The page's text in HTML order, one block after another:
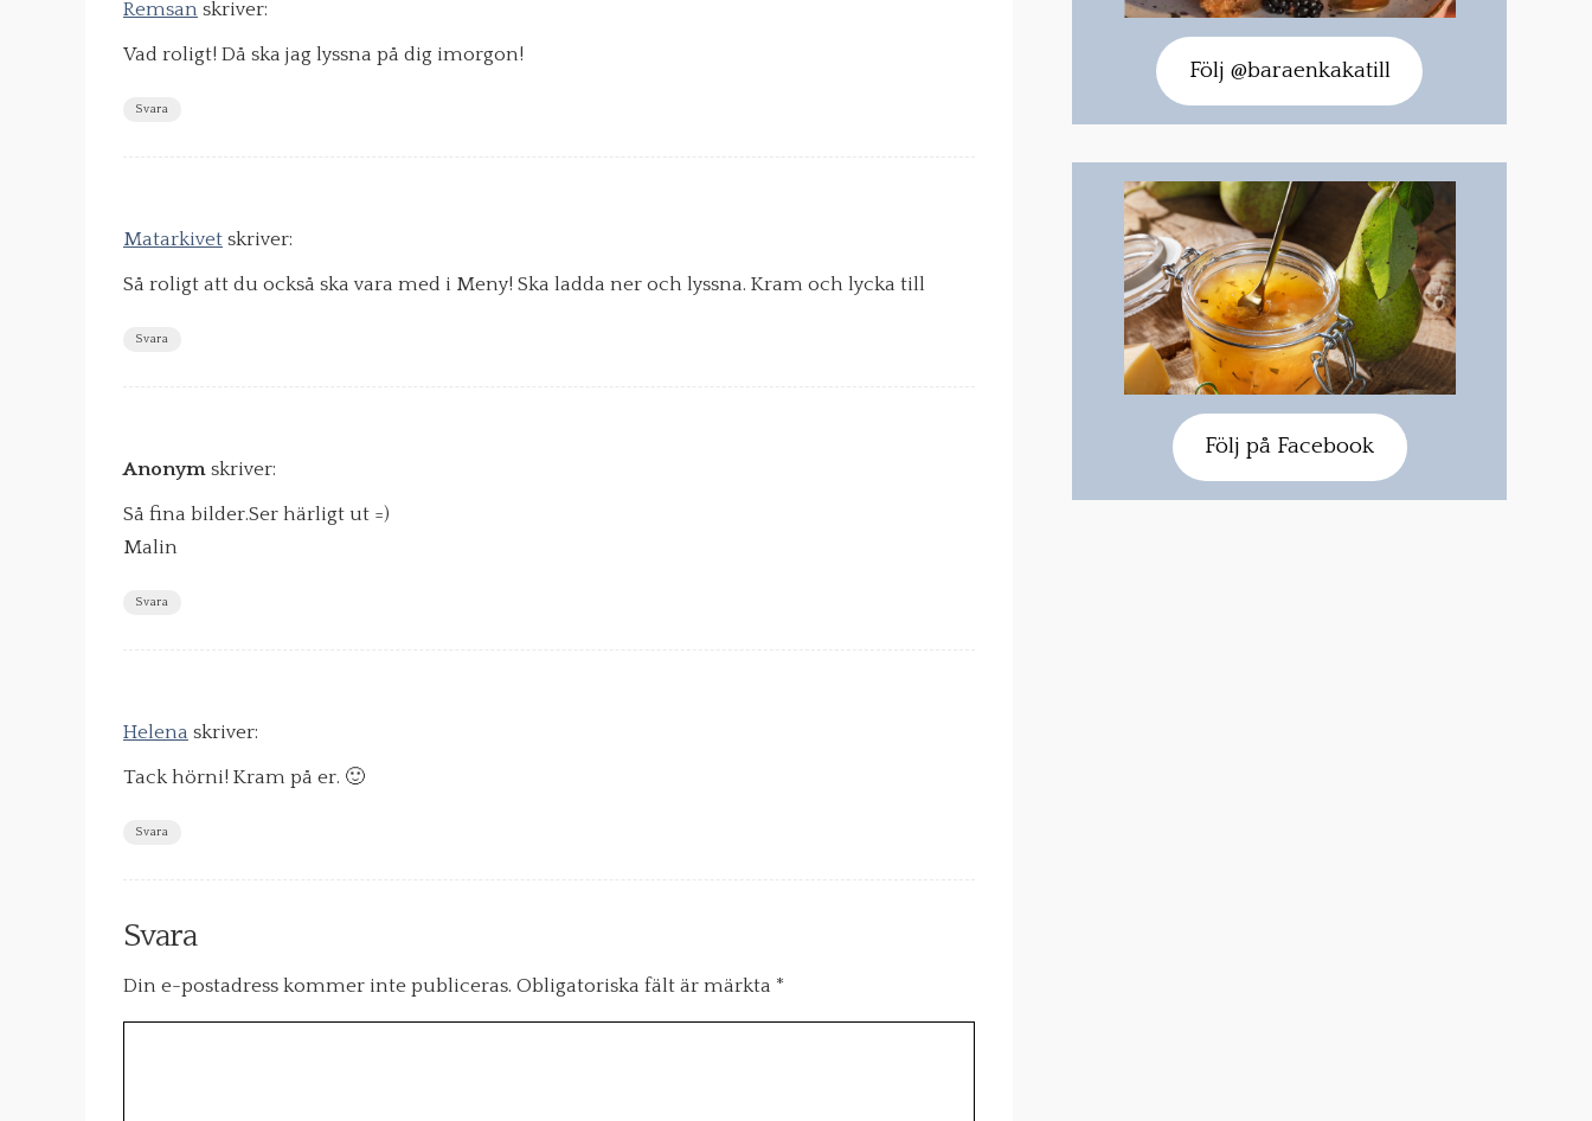
Remsan skriver:
Vad roligt! Då ska jag lyssna på dig imorgon!
Svara
Matarkivet skriver:
Så roligt att du också ska vara med i Meny! Ska ladda ner och lyssna. Kram och lycka till
Svara
Anonym skriver:
Så fina bilder.Ser härligt ut =)
Malin
Svara
Helena skriver:
Tack hörni! Kram på er. 🙂
Svara
Svara
Din e-postadress kommer inte publiceras. Obligatoriska fält är märkta *
Följ @baraenkakatill
Följ på Facebook